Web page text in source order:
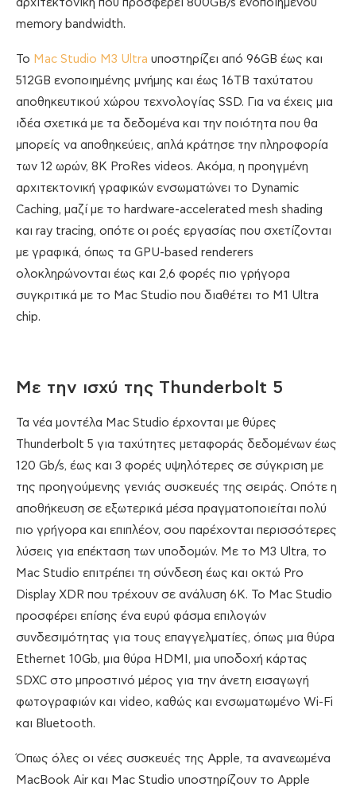
αρχιτεκτονική που προσφέρει 800GB/s ενοποιημένου
memory bandwidth.
To Mac Studio M3 Ultra υποστηρίζει από 96GB έως και
512GB ενοποιημένης μνήμης και έως 16TB ταχύτατου
αποθηκευτικού χώρου τεχνολογίας SSD. Για να έχεις μια
ιδέα σχετικά με τα δεδομένα και την ποιότητα που θα
μπορείς να αποθηκεύεις, απλά κράτησε την πληροφορία
των 12 ωρών, 8K ProRes videos. Ακόμα, η προηγμένη
αρχιτεκτονική γραφικών ενσωματώνει το Dynamic
Caching, μαζί με το hardware-accelerated mesh shading
και ray tracing, οπότε οι ροές εργασίας που σχετίζονται
με γραφικά, όπως τα GPU-based renderers
ολοκληρώνονται έως και 2,6 φορές πιο γρήγορα
συγκριτικά με το Mac Studio που διαθέτει το M1 Ultra
chip.
Με την ισχύ της Thunderbolt 5
Τα νέα μοντέλα Mac Studio έρχονται με θύρες
Thunderbolt 5 για ταχύτητες μεταφοράς δεδομένων έως
120 Gb/s, έως και 3 φορές υψηλότερες σε σύγκριση με
της προηγούμενης γενιάς συσκευές της σειράς. Οπότε η
αποθήκευση σε εξωτερικά μέσα πραγματοποιείται πολύ
πιο γρήγορα και επιπλέον, σου παρέχονται περισσότερες
λύσεις για επέκταση των υποδομών. Με το M3 Ultra, το
Mac Studio επιτρέπει τη σύνδεση έως και οκτώ Pro
Display XDR που τρέχουν σε ανάλυση 6K. Το Mac Studio
προσφέρει επίσης ένα ευρύ φάσμα επιλογών
συνδεσιμότητας για τους επαγγελματίες, όπως μια θύρα
Ethernet 10Gb, μια θύρα HDMI, μια υποδοχή κάρτας
SDXC στο μπροστινό μέρος για την άνετη εισαγωγή
φωτογραφιών και video, καθώς και ενσωματωμένο Wi-Fi
και Bluetooth.
Όπως όλες οι νέες συσκευές της Apple, τα ανανεωμένα
MacBook Air και Mac Studio υποστηρίζουν το Apple